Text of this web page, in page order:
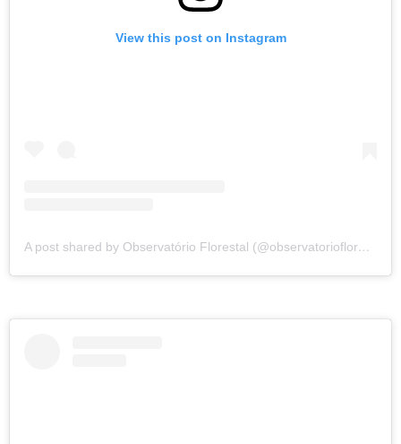
View this post on Instagram
A post shared by Observatório Florestal (@observatorioflorestal)